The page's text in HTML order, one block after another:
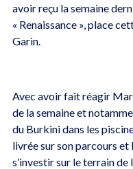
avoir reçu la semaine
« Renaissance », place
Garin.
Avec avoir fait réagir
de la semaine et
du Burkini dans les
livrée sur son parcours et
s’investir sur le terrain de